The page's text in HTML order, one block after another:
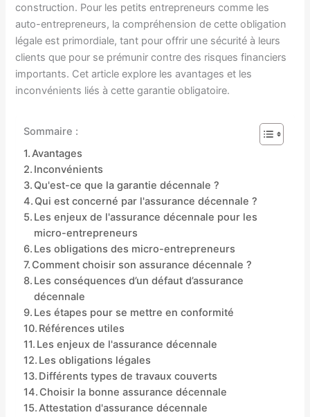
construction. Pour les petits entrepreneurs comme les
auto-entrepreneurs, la compréhension de cette obligation
légale est primordiale, tant pour offrir une sécurité à leurs
clients que pour se prémunir contre des risques financiers
importants. Cet article explore les avantages et les
inconvénients liés à cette garantie obligatoire.
Sommaire :
Avantages
Inconvénients
Qu'est-ce que la garantie décennale ?
Qui est concerné par l'assurance décennale ?
Les enjeux de l'assurance décennale pour les
micro-entrepreneurs
Les obligations des micro-entrepreneurs
Comment choisir son assurance décennale ?
Les conséquences d’un défaut d’assurance
décennale
Les étapes pour se mettre en conformité
Références utiles
Les enjeux de l'assurance décennale
Les obligations légales
Différents types de travaux couverts
Choisir la bonne assurance décennale
Attestation d'assurance décennale